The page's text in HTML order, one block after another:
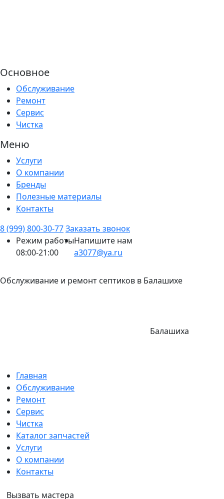
Основное
Обслуживание
Ремонт
Сервис
Чистка
Меню
Услуги
О компании
Бренды
Полезные материалы
Контакты
8 (999) 800-30-77Заказать звонок
Режим работы
08:00-21:00
Напишите нам
a3077@ya.ru
Обслуживание и ремонт септиков в Балашихе
Балашиха
Главная
Обслуживание
Ремонт
Сервис
Чистка
Каталог запчастей
Услуги
О компании
Контакты
Вызвать мастера